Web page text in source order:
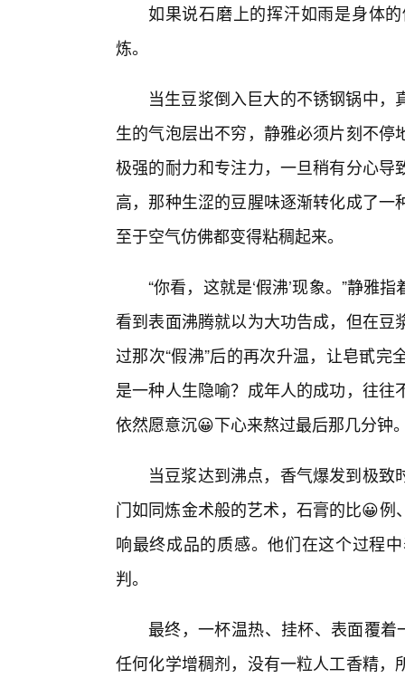
如果说石磨上的挥汗如雨是身体
炼。
当生豆浆倒入巨大的不锈钢锅中
生的气泡层出不穷，静雅必须片刻不
极强的耐力和专注力，一旦稍有分心
高，那种生涩的豆腥味逐渐转化成了
至于空气仿佛都变得粘稠起来。
“你看，这就是‘假沸’现象。”静雅
看到表面沸腾就以为大功告成，但在
过那次“假沸”后的再次升温，让皂甙
是一种人生隐喻？成年人的成功，往
依然愿意沉😀下心来熬过最后那几分钟
当豆浆达到沸点，香气爆发到极
门如同炼金术般的艺术，石膏的比😀
响最终成品的质感。他们在这个过程
判。
最终，一杯温热、挂杯、表面覆着
任何化学增稠剂，没有一粒人工香精